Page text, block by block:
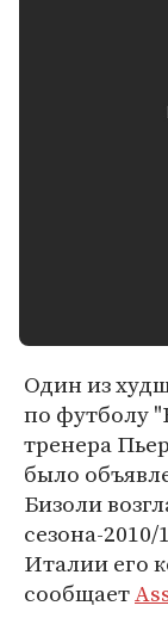
Один из
по футболу
тренера
было
Бизоли
сезона-
Италии его
сообщает